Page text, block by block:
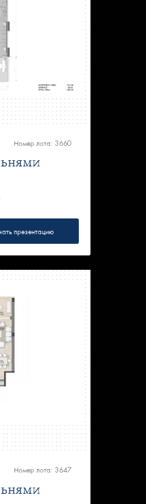
Номер лота: 3660
презентацию
Номер лота: 3647